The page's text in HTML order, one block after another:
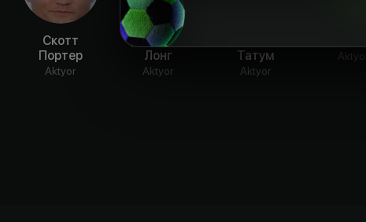
Скотт
Портер
Aktyor
Джастин
Лонг
Aktyor
Татум
Aktyor
Aktyor